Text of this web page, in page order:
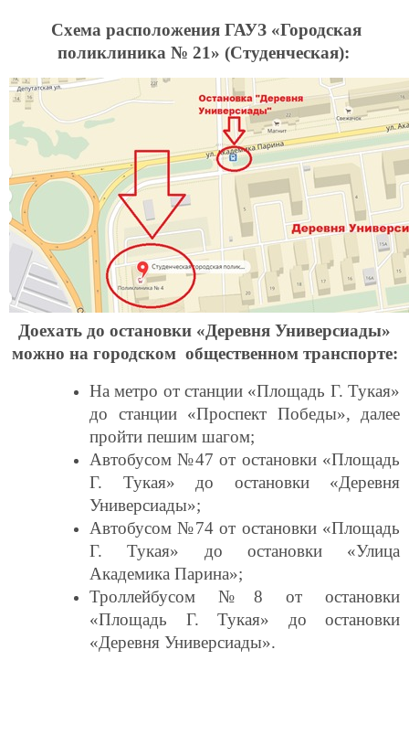
Схема расположения ГАУЗ «Городская
поликлиника № 21» (Студенческая):
Доехать до остановки «Деревня Универсиады»
можно на городском общественном транспорте:
На метро от станции «Площадь Г. Тукая»
до станции «Проспект Победы», далее
пройти пешим шагом;
Автобусом №47 от остановки «Площадь
Г. Тукая» до остановки «Деревня
Универсиады»;
Автобусом №74 от остановки «Площадь
Г. Тукая» до остановки «Улица
Академика Парина»;
Троллейбусом №8 от остановки
«Площадь Г. Тукая» до остановки
«Деревня Универсиады».